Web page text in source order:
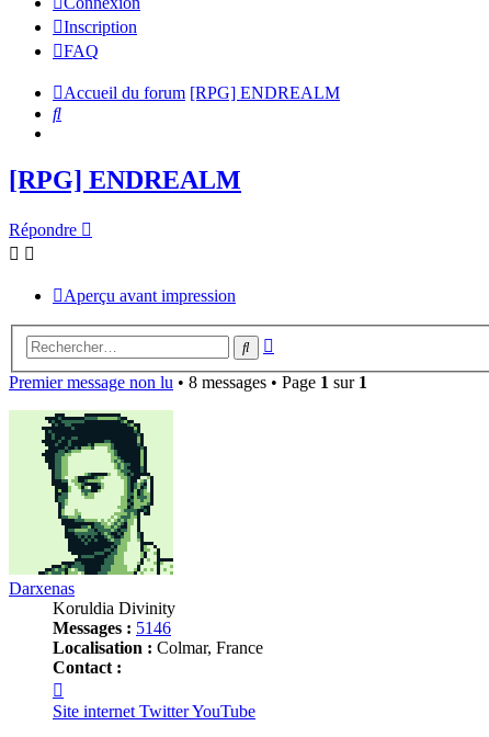
Inscription
FAQ
Accueil du forum [RPG] ENDREALM
Rechercher
[RPG] ENDREALM
Répondre
Aperçu avant impression
Rechercher
Premier message non lu • 8 messages • Page 1 sur 1
Darxenas
Koruldia Divinity
Messages : 5146
Localisation : Colmar, France
Contact :
Darxenas
Site internet TwitterYouTube